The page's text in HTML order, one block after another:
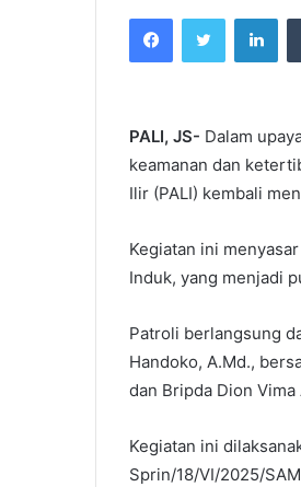
PALI, JS- Dalam
keamanan dan
Ilir (PALI) kembali
Kegiatan ini
Induk, yang menjadi
Patroli berlangsung
Handoko, A.Md.,
dan Bripda Dion Vima
Kegiatan ini
Sprin/18/VI/2025/